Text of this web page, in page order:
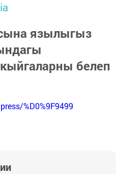
язылыгыз
белеп
%D0%9F9499